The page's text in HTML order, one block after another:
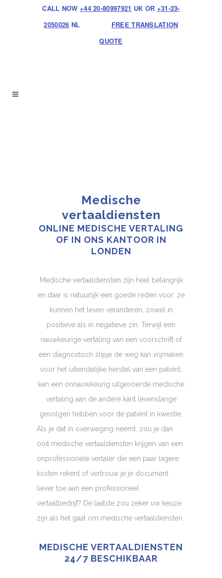
CALL NOW +44 20-80997921 UK OR +31-23-
2050026 NL
FREE TRANSLATION
QUOTE
Medische
vertaaldiensten
ONLINE MEDISCHE VERTALING
OF IN ONS KANTOOR IN
LONDEN
Medische vertaaldiensten zijn heel belangrijk
en daar is natuurlijk een goede reden voor: ze
kunnen het leven veranderen, zowel in
positieve als in negatieve zin. Terwijl een
nauwkeurige vertaling van een voorschrift of
een diagnostisch slipje de weg kan vrijmaken
voor het uiteindelijke herstel van een patiënt,
kan een onnauwkeurig uitgevoerde medische
vertaling aan de andere kant levenslange
gevolgen hebben voor de patiënt in kwestie.
Als je dat in overweging neemt, zou je dan
ooit medische vertaaldiensten krijgen van een
onprofessionele vertaler die een paar lagere
kosten rekent of vertrouw je je document
liever toe aan een professioneel
vertaalbedrijf? De laatste zou zeker uw keuze
zijn als het gaat om medische vertaaldiensten.
MEDISCHE VERTAALDIENSTEN
24/7 BESCHIKBAAR